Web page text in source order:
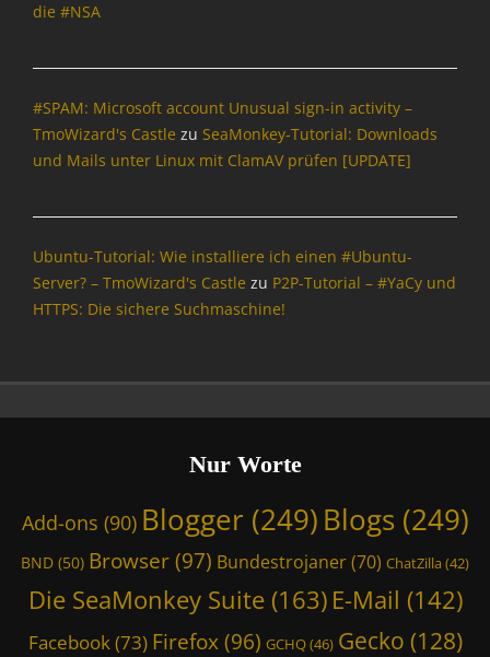
die #NSA
#SPAM: Microsoft account Unusual sign-in activity –
TmoWizard's Castle zu SeaMonkey-Tutorial: Downloads
und Mails unter Linux mit ClamAV prüfen [UPDATE]
Ubuntu-Tutorial: Wie installiere ich einen #Ubuntu-
Server? – TmoWizard's Castle zu P2P-Tutorial – #YaCy und
HTTPS: Die sichere Suchmaschine!
Nur Worte
Add-ons (90) Blogger (249) Blogs(249)
BND (50) Browser (97) Bundestrojaner(70) ChatZilla(42)
Die SeaMonkey Suite(163) E-Mail (142)
Facebook(73) Firefox (96) GCHQ(46) Gecko (128)